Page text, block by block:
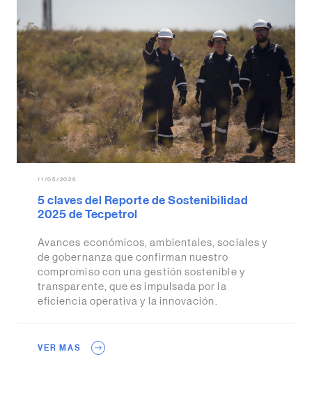
11/05/2026
5 claves del Reporte de Sostenibilidad
2025 de Tecpetrol
Avances económicos, ambientales, sociales y
de gobernanza que confirman nuestro
compromiso con una gestión sostenible y
transparente, que es impulsada por la
eficiencia operativa y la innovación.
VER MAS